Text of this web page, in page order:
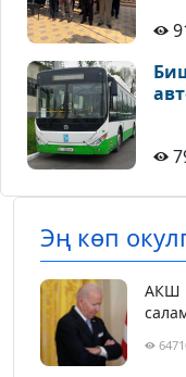
Эң көп
АКШ